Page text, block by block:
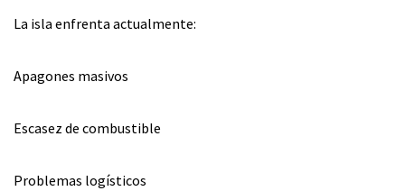
La isla enfrenta actualmente:
Apagones masivos
Escasez de combustible
Problemas logísticos